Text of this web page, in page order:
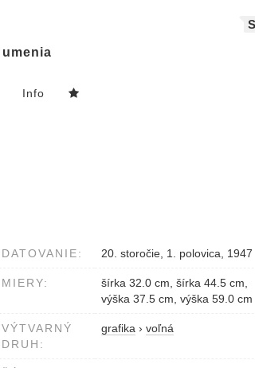
umenia
Info
DATOVANIE: 20. storočie, 1. polovica, 1947
MIERY:
šírka 32.0 cm, šírka 44.5 cm,
výška 37.5 cm, výška 59.0 cm
VÝTVARNÝ
DRUH:
grafika › voľná